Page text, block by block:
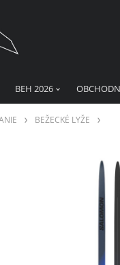
BEH 2026
BEŽECKÉ LYŽE